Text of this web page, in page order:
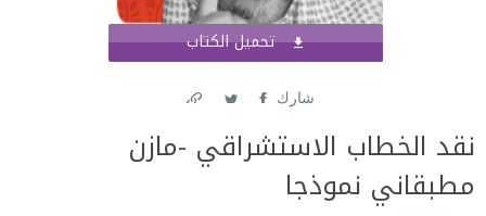
تحميل الكتاب
شارك
نقد الخطاب الاستشراقي -مازن
مطبقاني نموذجا